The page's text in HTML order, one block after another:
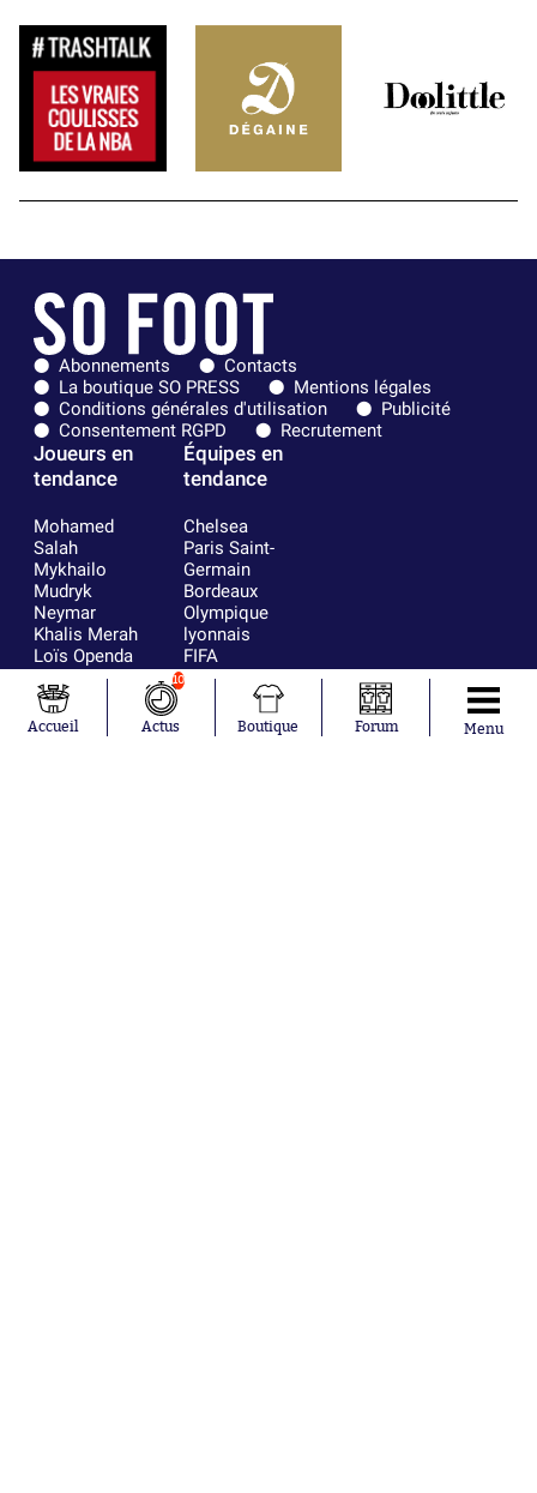
Abonnements
Contacts
La boutique SO PRESS
Mentions légales
Conditions générales d'utilisation
Publicité
Consentement RGPD
Recrutement
Joueurs en
tendance
Mohamed
Salah
Mykhailo
Mudryk
Neymar
Khalis Merah
Loïs Openda
Niakhaté
Nicolás
Tagliafico
Équipes en
tendance
Chelsea
Paris Saint-
Germain
Bordeaux
Olympique
lyonnais
FIFA
Real Madrid
RC Strasbourg
AC Milan
France
Accueil
10
Actus Boutique Forum Menu